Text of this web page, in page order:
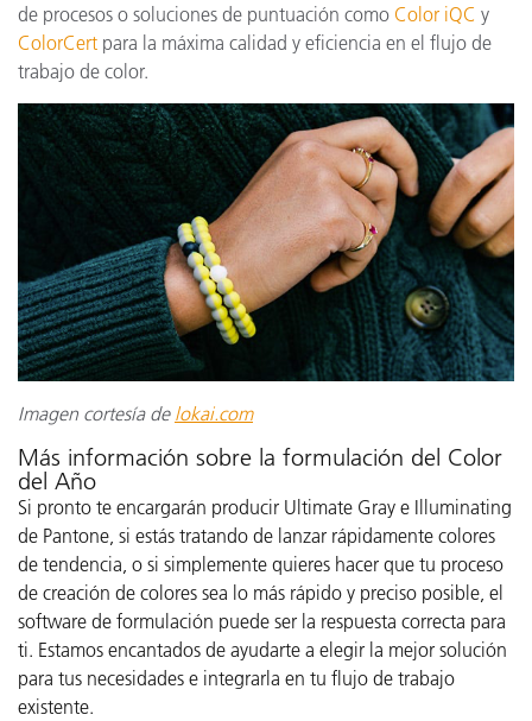
de procesos o soluciones de puntuación como Color iQC y
ColorCert para la máxima calidad y eficiencia en el flujo de
trabajo de color.
Imagen cortesía de lokai.com
Más información sobre la formulación del Color
del Año
Si pronto te encargarán producir Ultimate Gray e Illuminating
de Pantone, si estás tratando de lanzar rápidamente colores
de tendencia, o si simplemente quieres hacer que tu proceso
de creación de colores sea lo más rápido y preciso posible, el
software de formulación puede ser la respuesta correcta para
ti. Estamos encantados de ayudarte a elegir la mejor solución
para tus necesidades e integrarla en tu flujo de trabajo
existente.